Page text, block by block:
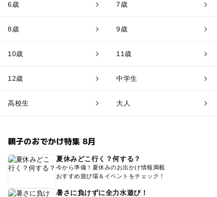
6歳 7歳
8歳 9歳
10歳 11歳
12歳 中学生
高校生 大人
親子のおでかけ特集 8月
夏休みどこ行く？何する？
今から準備！夏休みのお出かけ情報満載
おすすめ遊び場＆イベントをチェック！
暑さに負けずに全力水遊び！